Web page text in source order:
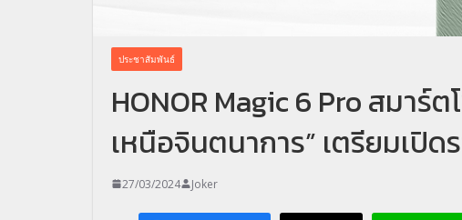
ประชาสัมพันธ์
HONOR Magic 6 Pro สมาร์
เหนือจินตนาการ” เตรียมเปิด
27/03/2024 Joker